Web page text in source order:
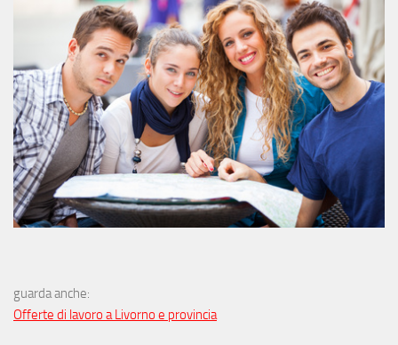
guarda anche:
Offerte di lavoro a Livorno e provincia